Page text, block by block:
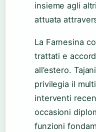
insieme agli
attuata
La Farnesina
trattati e
all’estero.
privilegia il
interventi
occasioni
funzioni